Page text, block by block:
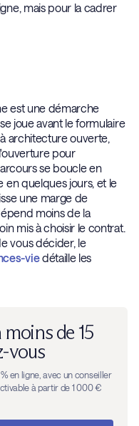
mais pour la cadrer
est une démarche
joue avant le formulaire
architecture ouverte,
pour
se boucle en
en quelques jours, et le
une marge de
moins de la
mis à choisir le contrat.
vous décider, le
viedétaille les
de 15
vous
en ligne, avec un conseiller
à partir de 1 000 €